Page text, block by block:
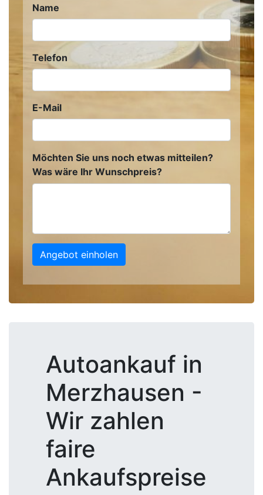
Name
Telefon
E-Mail
Möchten Sie uns noch etwas mitteilen?
Was wäre Ihr Wunschpreis?
Angebot einholen
Autoankauf in
Merzhausen -
Wir zahlen
faire
Ankaufspreise